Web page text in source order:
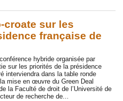
croate sur les
française de
hybride organisée par
sur les priorités de la présidence
interviendra dans la table ronde
mise en œuvre du Green Deal
la Faculté de droit de l’Université de
de recherche de...